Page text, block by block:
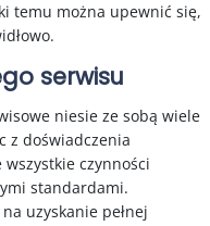
temu można upewnić się,
serwisu
niesie ze sobą wiele
z doświadczenia
czynności
standardami.
uzyskanie pełnej